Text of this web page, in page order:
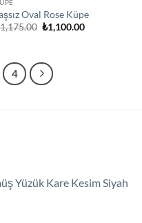
Oval Rose Küpe
1,175.00 Orijinal
fiyat:
₺1,100.00Şu
4
Yüzük Kare Kesim Siyah